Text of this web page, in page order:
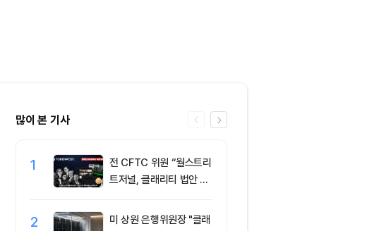
많이 본 기사
1
전 CFTC 위원 “월스트리
트저널, 클래리티 법안 오
2
미 상원 은행위원장 "클래